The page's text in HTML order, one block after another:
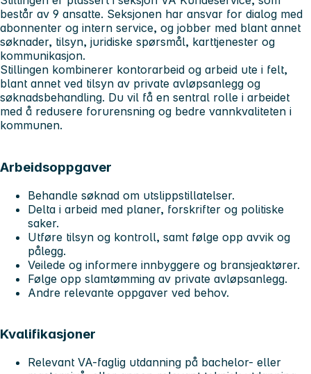
består av 9 ansatte. Seksjonen har ansvar for dialog med
abonnenter og intern service, og jobber med blant annet
søknader, tilsyn, juridiske spørsmål, karttjenester og
kommunikasjon.
Stillingen kombinerer kontorarbeid og arbeid ute i felt,
blant annet ved tilsyn av private avløpsanlegg og
søknadsbehandling. Du vil få en sentral rolle i arbeidet
med å redusere forurensning og bedre vannkvaliteten i
kommunen.
Arbeidsoppgaver
Behandle søknad om utslippstillatelser.
Delta i arbeid med planer, forskrifter og politiske
saker.
Utføre tilsyn og kontroll, samt følge opp avvik og
pålegg.
Veilede og informere innbyggere og bransjeaktører.
Følge opp slamtømming av private avløpsanlegg.
Andre relevante oppgaver ved behov.
Kvalifikasjoner
Relevant VA-faglig utdanning på bachelor- eller